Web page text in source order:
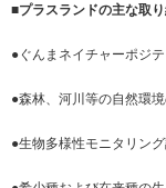
■プラスランドの主な取
●ぐんまネイチャーポジ
●森林、河川等の自然環
●生物多様性モニタリン